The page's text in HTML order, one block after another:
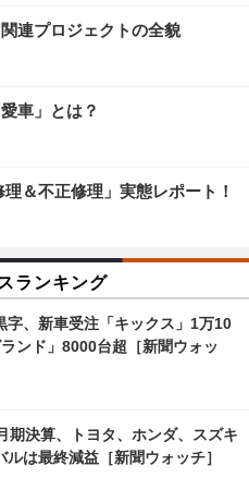
連プロジェクトの全貌
車」とは？
＆不正修理」実態レポート！
ランキング
字、新車受注「キックス」1万10
ンド」8000台超［新聞ウォッ
期決算、トヨタ、ホンダ、スズキ
ルは最終減益［新聞ウォッチ］